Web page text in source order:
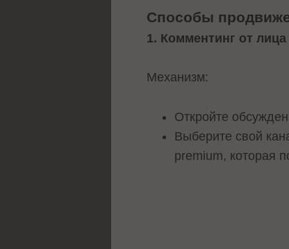
Способы
1. Комментинг от лица
Механизм:
Откройте
Выберите свой
premium, которая